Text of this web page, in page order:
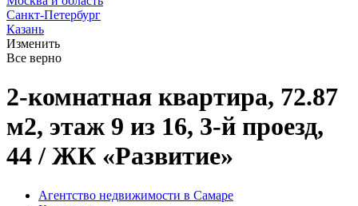
Санкт-Петербург
Казань
Изменить
Все верно
2-комнатная квартира, 72.87
м2, этаж 9 из 16, 3-й проезд,
44 / ЖК «Развитие»
Агентство недвижимости в Самаре